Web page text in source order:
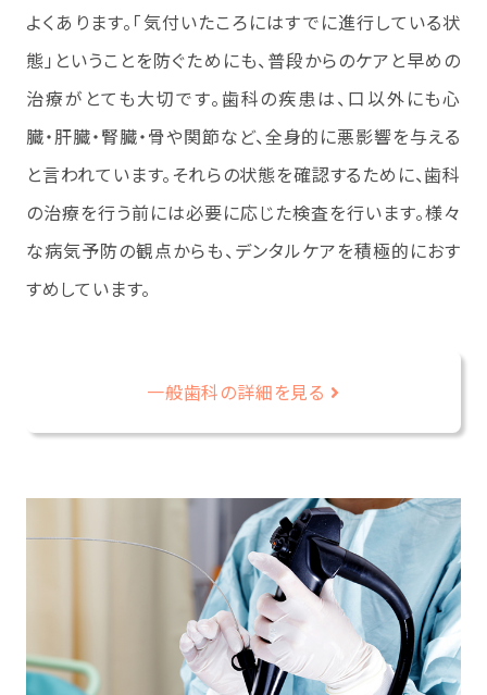
よくあります。「気付いたころにはすでに進行している状
態」ということを防ぐためにも、普段からのケアと早めの
治療がとても大切です。歯科の疾患は、口以外にも心
臓・肝臓・腎臓・骨や関節など、全身的に悪影響を与える
と言われています。それらの状態を確認するために、歯科
の治療を行う前には必要に応じた検査を行います。様々
な病気予防の観点からも、デンタルケアを積極的におす
すめしています。
一般歯科の詳細を見る